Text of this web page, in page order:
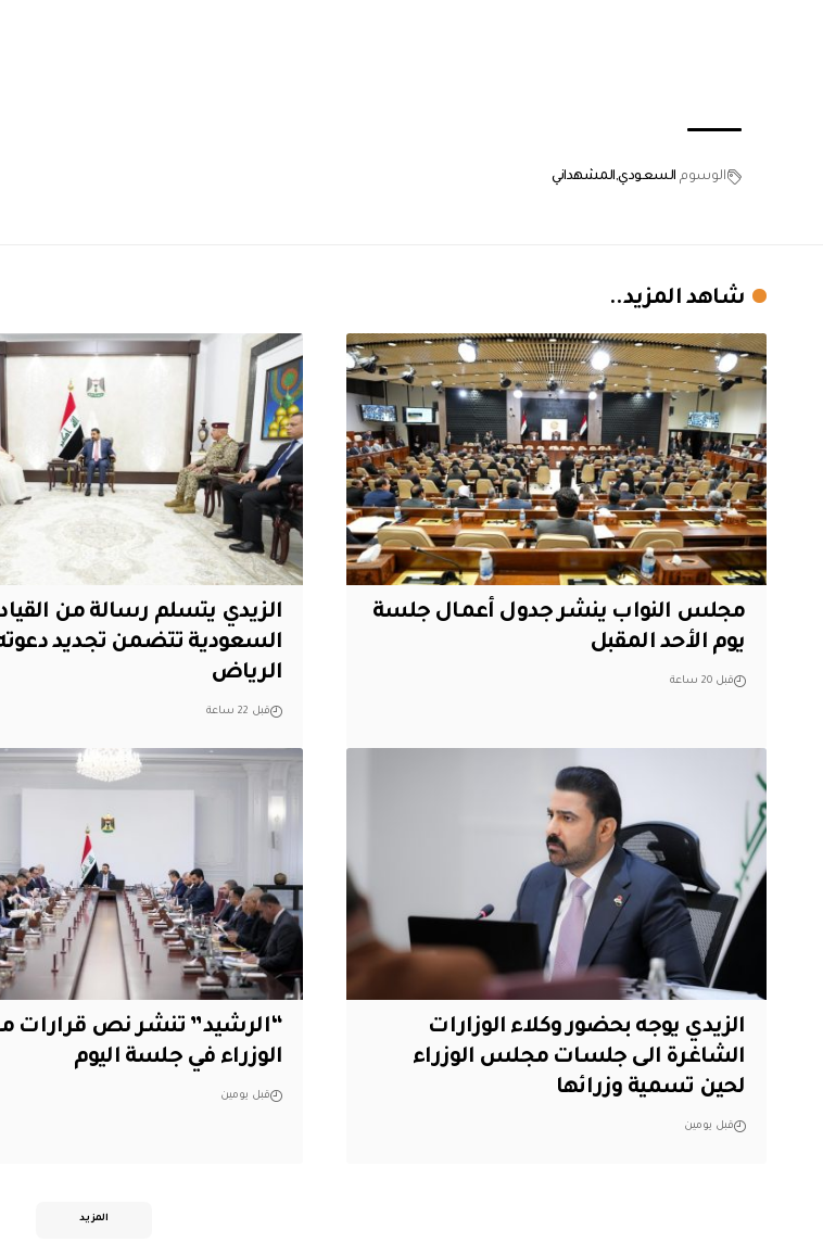
الوسوم السعودي المشهداني
شاهد المزيد..
مجلس النواب ينشر جدول أعمال جلسة
يوم الأحد المقبل
قبل 20 ساعة
الزيدي يتسلم رسالة من
السعودية تتضمن تجديد دعوته
الرياض
قبل 22 ساعة
الزيدي يوجه بحضور وكلاء الوزارات
الشاغرة الى جلسات مجلس الوزراء
لحين تسمية وزرائها
قبل يومين
“الرشيد” تنشر نص
الوزراء في جلسة اليوم
قبل يومين
المزيد